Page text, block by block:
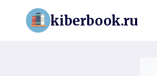
Перейти
содержимому
kiberbook.ru